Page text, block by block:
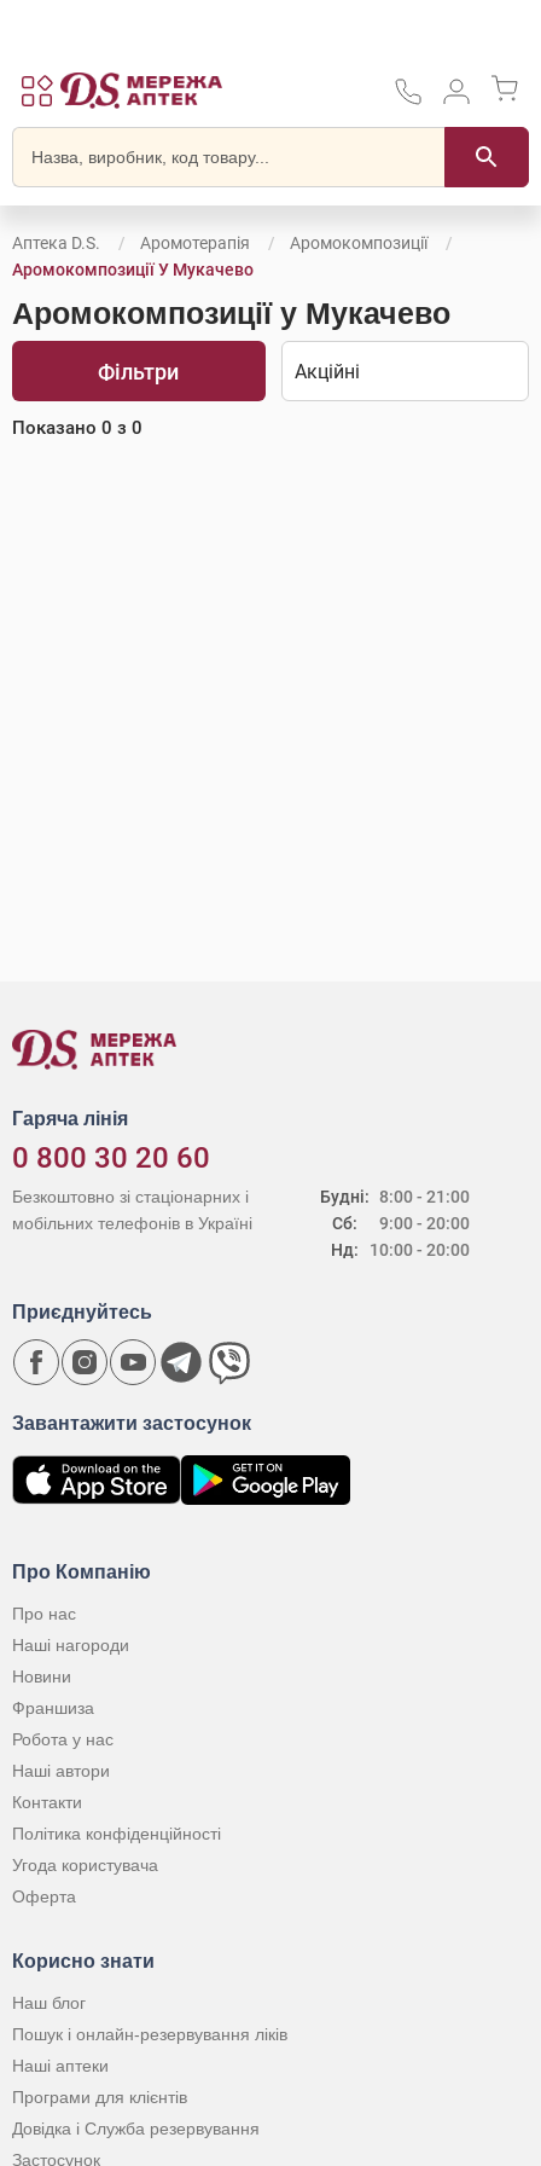
Аптека D.S. Аромотерапія
Аромокомпозиції
Аромокомпозиції У Мукачево
Аромокомпозиції у Мукачево
Фільтри
Показано 0 з 0
Гаряча лінія
0 800 30 20 60
Будні:
Сб:
Нд:
8:00 - 21:00
9:00 - 20:00
10:00 - 20:00
Безкоштовно зі стаціонарних і
мобільних телефонів в Україні
Про Компанію
Про нас
Наші нагороди
Новини
Франшиза
Робота у нас
Наші автори
Контакти
Політика конфіденційності
Угода користувача
Оферта
Корисно знати
Наш блог
Пошук і онлайн-резервування ліків
Наші аптеки
Програми для клієнтів
Довідка і Служба резервування
Застосунок
Завантажити застосунок
Приєднуйтесь